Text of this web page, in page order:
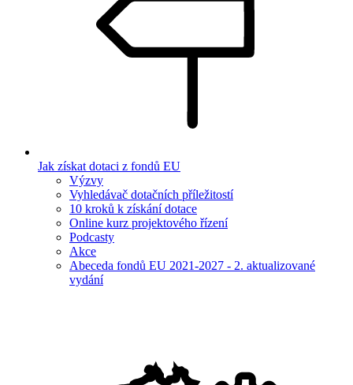
Jak získat dotaci z fondů EU
Výzvy
Vyhledávač dotačních příležitostí
10 kroků k získání dotace
Online kurz projektového řízení
Podcasty
Akce
Abeceda fondů EU 2021-2027 - 2. aktualizované
vydání